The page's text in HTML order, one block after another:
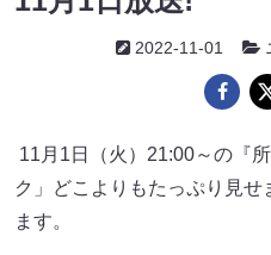
2022-11-01
11月1日（火）21:00～の『
ク」どこよりもたっぷり見
ます。